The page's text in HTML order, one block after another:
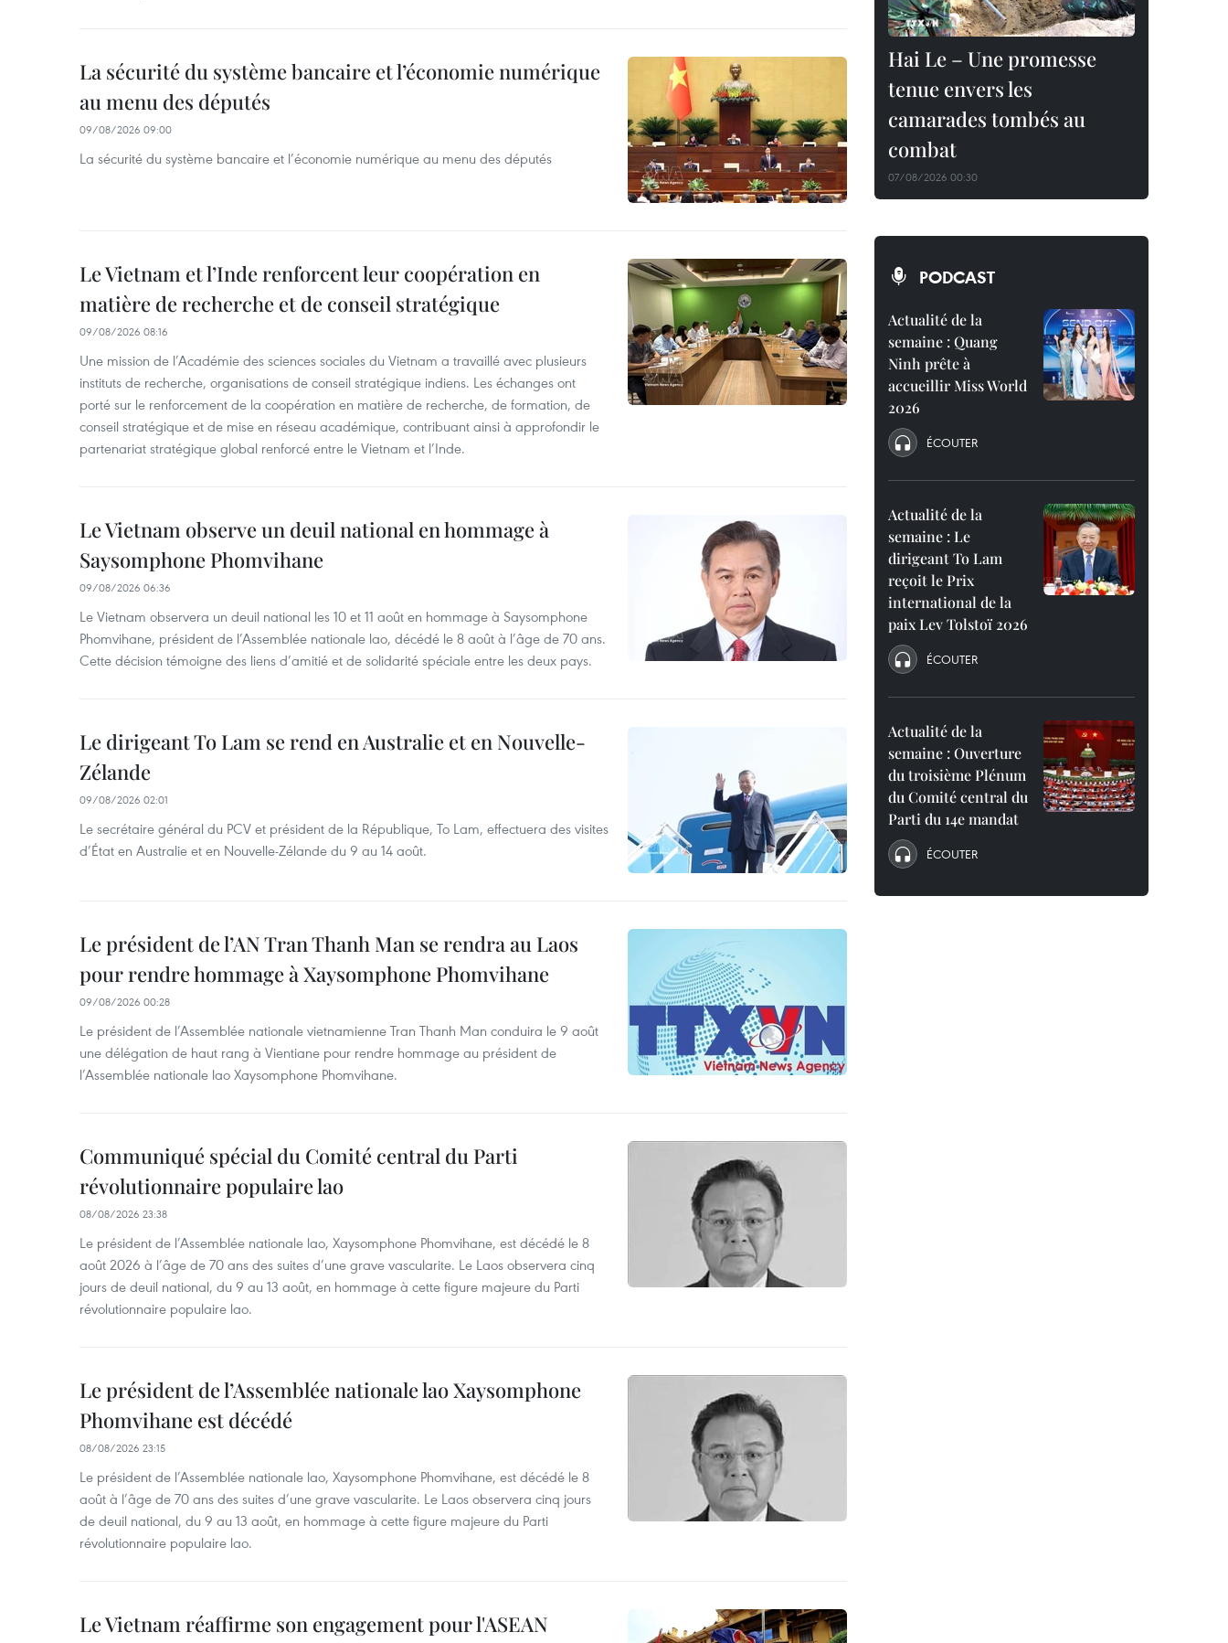
La sécurité du système bancaire et l’économie numérique
au menu des députés
09/08/2026 09:00
La sécurité du système bancaire et l’économie numérique au menu des députés
Le Vietnam et l’Inde renforcent leur coopération en
matière de recherche et de conseil stratégique
09/08/2026 08:16
Une mission de l’Académie des sciences sociales du Vietnam a travaillé avec plusieurs
instituts de recherche, organisations de conseil stratégique indiens. Les échanges ont
porté sur le renforcement de la coopération en matière de recherche, de formation, de
conseil stratégique et de mise en réseau académique, contribuant ainsi à approfondir le
partenariat stratégique global renforcé entre le Vietnam et l’Inde.
Le Vietnam observe un deuil national en hommage à
Saysomphone Phomvihane
09/08/2026 06:36
Le Vietnam observera un deuil national les 10 et 11 août en hommage à Saysomphone
Phomvihane, président de l’Assemblée nationale lao, décédé le 8 août à l’âge de 70 ans.
Cette décision témoigne des liens d’amitié et de solidarité spéciale entre les deux pays.
Le dirigeant To Lam se rend en Australie et en Nouvelle-
Zélande
09/08/2026 02:01
Le secrétaire général du PCV et président de la République, To Lam, effectuera des visites
d’État en Australie et en Nouvelle-Zélande du 9 au 14 août.
Le président de l’AN Tran Thanh Man se rendra au Laos
pour rendre hommage à Xaysomphone Phomvihane
09/08/2026 00:28
Le président de l’Assemblée nationale vietnamienne Tran Thanh Man conduira le 9 août
une délégation de haut rang à Vientiane pour rendre hommage au président de
l’Assemblée nationale lao Xaysomphone Phomvihane.
Communiqué spécial du Comité central du Parti
révolutionnaire populaire lao
08/08/2026 23:38
Le président de l’Assemblée nationale lao, Xaysomphone Phomvihane, est décédé le 8
août 2026 à l’âge de 70 ans des suites d’une grave vascularite. Le Laos observera cinq
jours de deuil national, du 9 au 13 août, en hommage à cette figure majeure du Parti
révolutionnaire populaire lao.
Le président de l’Assemblée nationale lao Xaysomphone
Phomvihane est décédé
08/08/2026 23:15
Le président de l’Assemblée nationale lao, Xaysomphone Phomvihane, est décédé le 8
août à l’âge de 70 ans des suites d’une grave vascularite. Le Laos observera cinq jours
de deuil national, du 9 au 13 août, en hommage à cette figure majeure du Parti
révolutionnaire populaire lao.
Le Vietnam réaffirme son engagement pour l'ASEAN
Hai Le – Une promesse
tenue envers les
camarades tombés au
combat
07/08/2026 00:30
PODCAST
Actualité de la
semaine : Quang
Ninh prête à
accueillir Miss World
2026
ÉCOUTER
Actualité de la
semaine : Le
dirigeant To Lam
reçoit le Prix
international de la
paix Lev Tolstoï 2026
ÉCOUTER
Actualité de la
semaine : Ouverture
du troisième Plénum
du Comité central du
Parti du 14e mandat
ÉCOUTER